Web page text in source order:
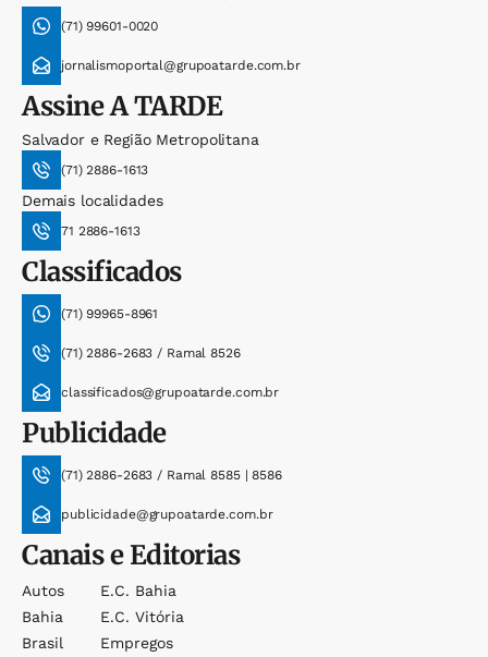
(71) 99601-0020
jornalismoportal@grupoatarde.com.br
AssineA TARDE
Salvador e Região Metropolitana
(71) 2886-1613
Demais localidades
71 2886-1613
Classificados
(71) 99965-8961
(71) 2886-2683 / Ramal 8526
classificados@grupoatarde.com.br
Publicidade
(71) 2886-2683 / Ramal 8585 | 8586
publicidade@grupoatarde.com.br
Canais e Editorias
Autos
Bahia
Brasil
E.c. Bahia
E.c. Vitória
Empregos